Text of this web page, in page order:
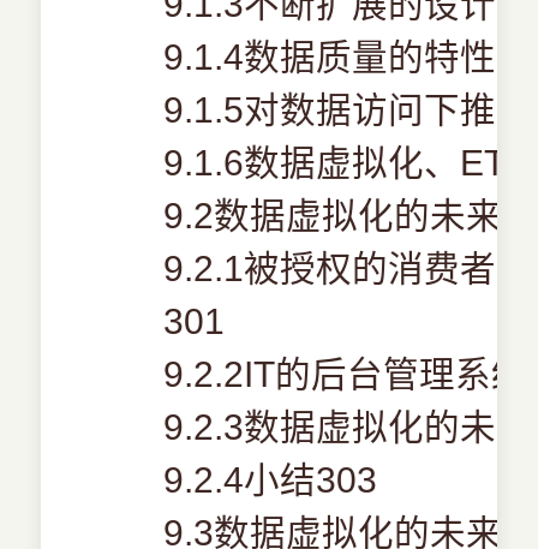
9.1.4数据质量的特性
9.1.5对数据访问下推
9.1.6数据虚拟化、
9.2数据虚拟化的未来
9.2.1被授权的消费者
301
9.2.2IT的后台管理系
9.2.3数据虚拟化的未
9.2.4小结303
9.3数据虚拟化的未来